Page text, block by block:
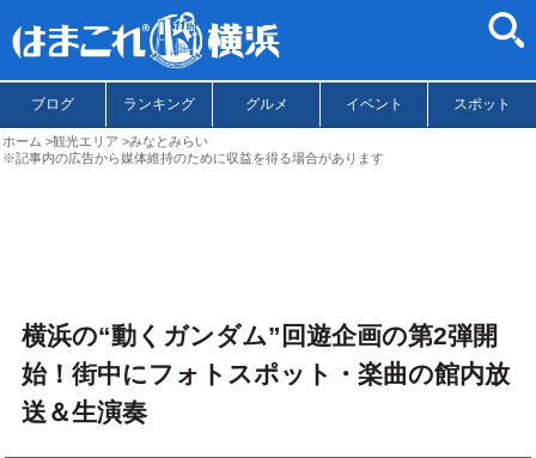
ブログ ランキング グルメ イベント スポット
ホーム 観光エリア
みなとみらい
※記事内の広告から媒体維持のために収益を得る場合があります
横浜の“動くガンダム”回遊企画の第2弾開
始！街中にフォトスポット・楽曲の館内放
送＆生演奏